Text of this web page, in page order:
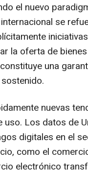
el nuevo
se
iniciativas
la oferta de
una
nuevas
Los datos de
digitales en el
como el
electrónico